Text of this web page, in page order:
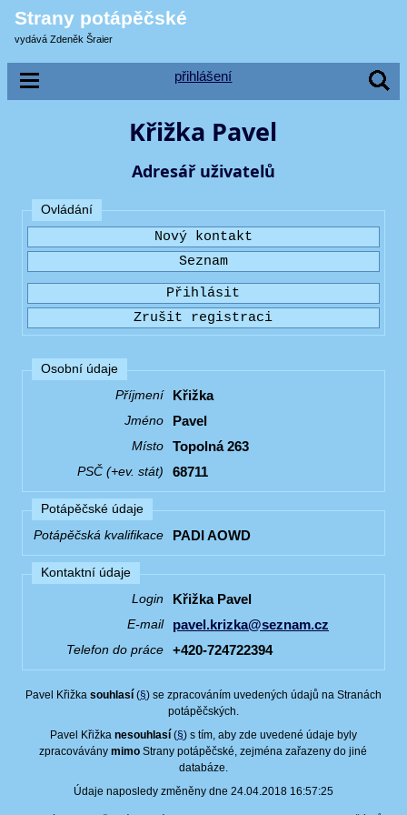
Strany potápěčské
vydává Zdeněk Šraier
přihlášení
Křižka Pavel
Adresář uživatelů
Ovládání
Osobní údaje
Příjmení
Křižka
Jméno Pavel
Místo Topolná 263
PSČ (+ev. stát) 68711
Potápěčské údaje
Potápěčská kvalifikace
PADI AOWD
Kontaktní údaje
Login
Křižka Pavel
E-mail pavel.krizka@seznam.cz
Telefon do práce +420-724722394
Pavel Křižka souhlasí(§) se zpracováním uvedených údajů na Stranách
potápěčských.
Pavel Křižka nesouhlasí(§) s tím, aby zde uvedené údaje byly
zpracováványmimo Strany potápěčské, zejména zařazeny do jiné
databáze.
Údaje naposledy změněny dne 24.04.2018 16:57:25